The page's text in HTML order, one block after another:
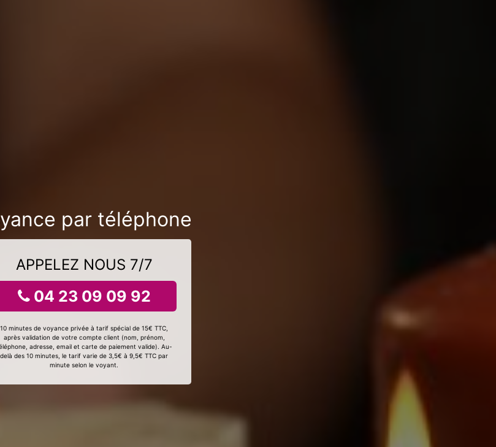
par téléphone
APPELEZ NOUS 7/7
04 23 09 09 92
10 minutes de voyance privée à tarif spécial de 15€ TTC,
après validation de votre compte client (nom, prénom,
adresse, email et carte de paiement valide). Au-
delà des 10 minutes, le tarif varie de 3,5€ à 9,5€ TTC par
minute selon le voyant.